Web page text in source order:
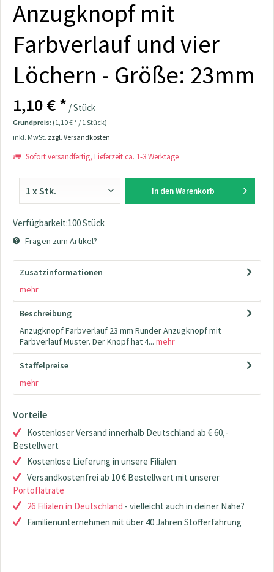
Anzugknopf mit
Farbverlauf und vier
Löchern - Größe: 23mm
1,10 € * / Stück
Grundpreis: (1,10 € * / 1 Stück)
inkl. MwSt. zzgl. Versandkosten
Sofort versandfertig, Lieferzeit ca. 1-3 Werktage
In den Warenkorb
Verfügbarkeit:100 Stück
Fragen zum Artikel?
Zusatzinformationen
mehr
Beschreibung
Anzugknopf Farbverlauf 23 mm Runder Anzugknopf mit
Farbverlauf Muster. Der Knopf hat 4... mehr
Staffelpreise
mehr
Vorteile
Kostenloser Versand innerhalb Deutschland ab € 60,-
Bestellwert
Kostenlose Lieferung in unsere Filialen
Versandkostenfrei ab 10 € Bestellwert mit unserer
Portoflatrate
26 Filialen in Deutschland - vielleicht auch in deiner Nähe?
Familienunternehmen mit über 40 Jahren Stofferfahrung